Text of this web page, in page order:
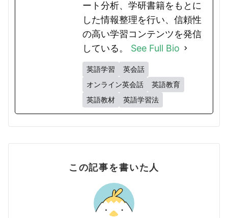
ート分析、学研書籍をもとに
した情報整理を行い、信頼性
の高い学習コンテンツを発信
している。 See Full Bio
英語学習
英会話
オンライン英会話
英語教育
英語教材
英語学習法
この記事を書いた人